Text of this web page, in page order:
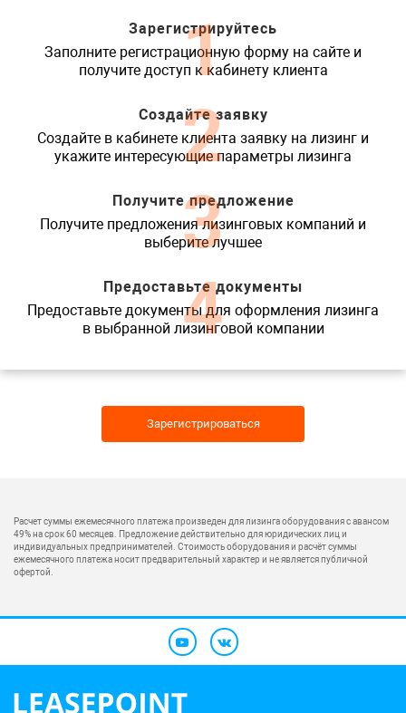
Зарегистрируйтесь
Заполните регистрационную форму на сайте и
получите доступ к кабинету клиента
1
Создайте заявку
Создайте в кабинете клиента заявку на лизинг и
укажите интересующие параметры лизинга
2
Получите предложение
Получите предложения лизинговых компаний и
выберите лучшее
3
Предоставьте документы
Предоставьте документы для оформления лизинга
в выбранной лизинговой компании
4
Зарегистрироваться
Расчет суммы ежемесячного платежа произведен для лизинга оборудования с авансом
49% на срок 60 месяцев. Предложение действительно для юридических лиц и
индивидуальных предпринимателей. Стоимость оборудования и расчёт суммы
ежемесячного платежа носит предварительный характер и не является публичной
офертой.